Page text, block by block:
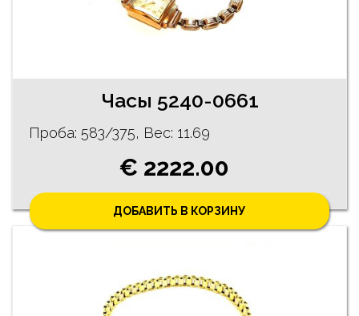
Часы 5240-0661
Проба: 583/375, Bес: 11.69
€ 2222.00
ДОБАВИТЬ В КОРЗИНУ